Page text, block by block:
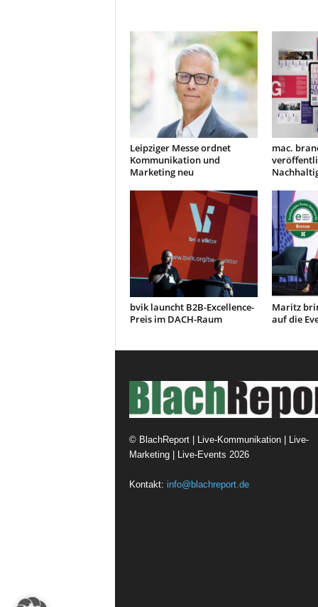
Leipziger Messe ordnet
Kommunikation und
Marketing neu
mac.
bvik launcht B2B-Excellence-
Preis im DACH-Raum
Maritz
auf die
© BlachReport | Live-Kommunikation | Live-
Marketing | Live-Events 2026
Kontakt: info@blachreport.de